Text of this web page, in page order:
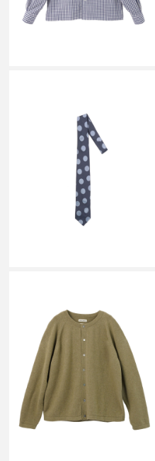
￥45,100
CAMISAS MANOLO
CM TIE BLUE/BLUE DOTS
￥29,700
↓
CAMISAS MANOLO
KNITTED CARDIGAN GREEN
↓